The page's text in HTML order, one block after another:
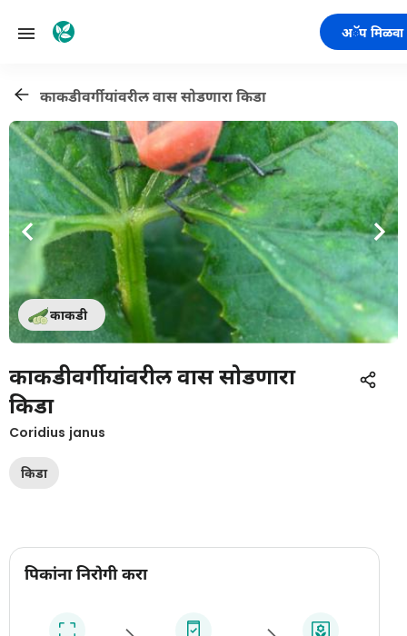
अॅप मिळवा
काकडीवर्गीयांवरील वास सोडणारा किडा
काकडी
काकडीवर्गीयांवरील वास सोडणारा
किडा
Coridius janus
किडा
पिकांना निरोगी करा